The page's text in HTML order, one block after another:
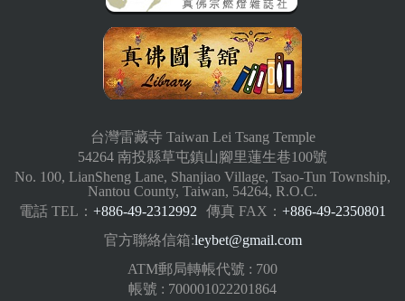
台灣雷藏寺 Taiwan Lei Tsang Temple
54264 南投縣草屯鎮山腳里蓮生巷100號
No. 100, LianSheng Lane, Shanjiao Village, Tsao-Tun Township,
Nantou County, Taiwan, 54264, R.O.C.
電話 TEL： +886-49-2312992 傳真 FAX： +886-49-2350801
官方聯絡信箱:leybet@gmail.com
ATM郵局轉帳代號 : 700
帳號 : 700001022201864